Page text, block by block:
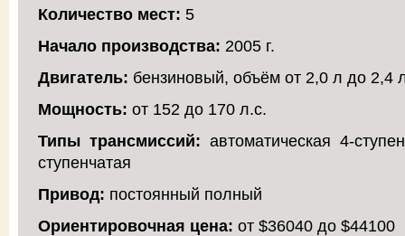
Количество мест: 5
Начало производства: 2005 г.
Двигатель: бензиновый, объём от 2,0 л до 2,4
Мощность: от 152 до 170 л.с.
Типы трансмиссий: автоматическая 4-
ступенчатая
Привод: постоянный полный
Ориентировочная цена: от $36040 до $44100